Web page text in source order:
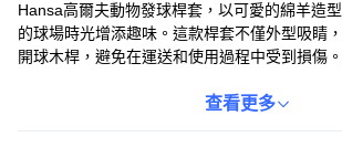
Hansa高爾夫動物發球桿套，以可愛的綿羊造
的球場時光增添趣味。這款桿套不僅外型吸睛
開球木桿，避免在運送和使用過程中受到損傷
論是自用還是送給高爾夫愛好者，都是一份充
查看更多